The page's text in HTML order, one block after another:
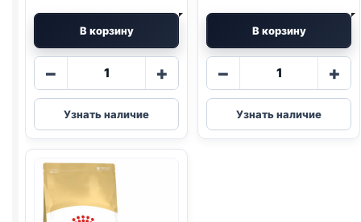
В корзину
−
Количество
Pro-
Plan
сух.
КРОЛИК)
весовой
1кг
+
Узнать наличие
В корзину
−
Количество
Pro-
Plan
Elegant
+
Узнать наличие